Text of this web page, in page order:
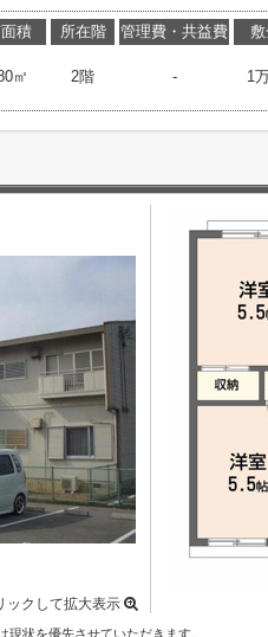
積
㎡
所在階
2階
管理費・共益費
- 1
ックして拡大表示
状を優先させていただきます。